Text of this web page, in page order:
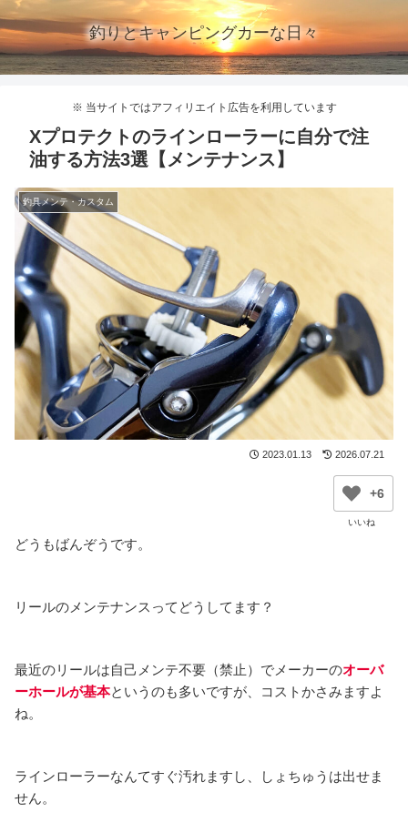
釣りとキャンピングカーな日々
※ 当サイトではアフィリエイト広告を利用しています
Xプロテクトのラインローラーに自分で注
油する方法3選【メンテナンス】
釣具メンテ・カスタム
2023.01.13 2026.07.21
+6
どうもばんぞうです。
リールのメンテナンスってどうしてます？
最近のリールは自己メンテ不要（禁止）でメーカーのオーバ
ーホールが基本というのも多いですが、コストかさみますよ
ね。
ラインローラーなんてすぐ汚れますし、しょちゅうは出せま
せん。